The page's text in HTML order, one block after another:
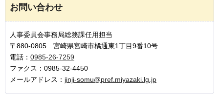
お問い合わせ
人事委員会事務局総務課任用担当
〒880-0805 宮崎県宮崎市橘通東1丁目9番10号
電話： 0985-26-7259
ファクス：0985-32-4450
メールアドレス： jinji-somu@pref.miyazaki.lg.jp